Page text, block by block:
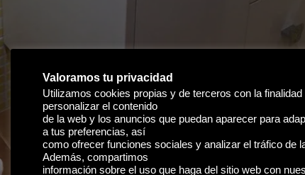
Valoramos tu privacidad
Utilizamos cookies propias y de terceros con la finalidad
personalizar el contenido
de la web y los anuncios que puedan aparecer para
a tus preferencias, así
como ofrecer funciones sociales y analizar el tráfico de
Además, compartimos
información sobre el uso que haga del sitio web con